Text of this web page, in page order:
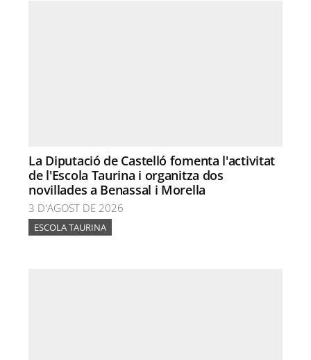
La Diputació de Castelló fomenta l'activitat
de l'Escola Taurina i organitza dos
novillades a Benassal i Morella
3 D'AGOST DE 2026
ESCOLA TAURINA